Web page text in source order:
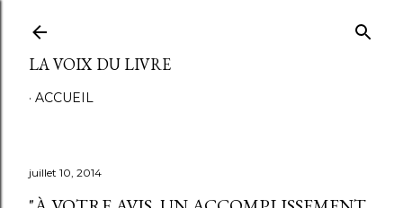
LA VOIX DU LIVRE
ACCUEIL
juillet 10, 2014